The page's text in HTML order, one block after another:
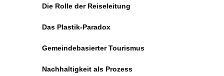
Die Rolle der Reiseleitung
Das Plastik-Paradox
Gemeindebasierter Tourismus
Nachhaltigkeit als Prozess